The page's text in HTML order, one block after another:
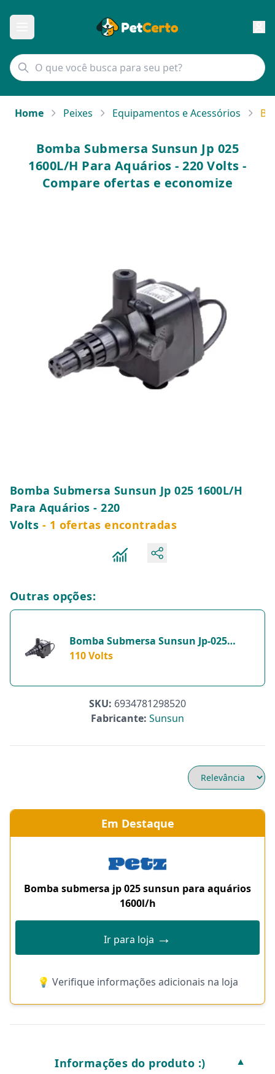
Home Peixes Equipamentos e Acessórios
Bomba Submersa Sunsun Jp 025
1600L/H Para Aquários - 220 Volts -
Compare ofertas e economize
Bomba Submersa Sunsun Jp 025 1600L/H
Para Aquários - 220
Volts - 1 ofertas encontradas
Outras opções:
Bomba Submersa Sunsun Jp-025
1600L/H Para Aquários - 1 Unidade -
110 Volts
SKU: 6934781298520
Fabricante: Sunsun
Em Destaque
Bomba submersa jp 025 sunsun para aquários
1600l/h
Ir para loja →
💡 Verifique informações adicionais na loja
Informações do produto :) ▼